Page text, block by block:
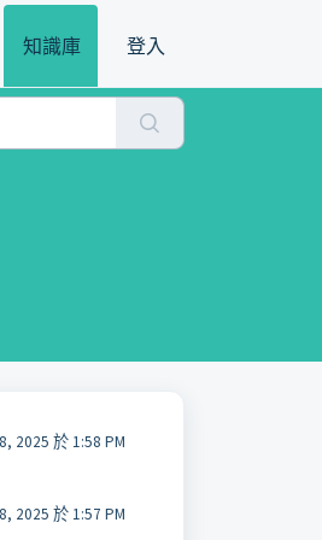
知識庫 登入
2025 於 1:58 PM
2025 於 1:57 PM